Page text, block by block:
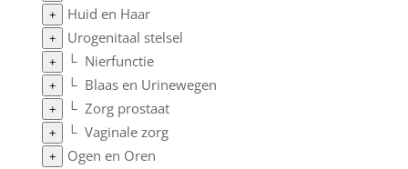
+ Huid en Haar
+ Urogenitaal stelsel
+ └ Nierfunctie
+ └ Blaas en Urinewegen
+ └ Zorg prostaat
+ └ Vaginale zorg
+ Ogen en Oren